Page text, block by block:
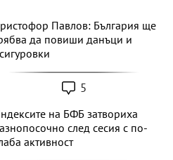
Павлов: България ще
да повиши данъци и
5
на БФБ затвориха
след сесия с по-
активност